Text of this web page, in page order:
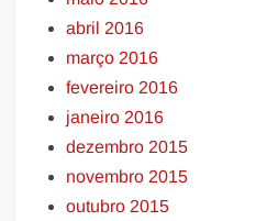
abril 2016
março 2016
fevereiro 2016
janeiro 2016
dezembro 2015
novembro 2015
outubro 2015